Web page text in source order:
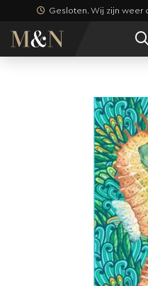
Gesloten. Wij zijn weer